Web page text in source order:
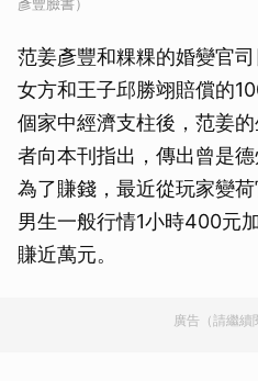
范姜彥豐和粿粿的婚變官
女方和王子邱勝翊賠償的
個家中經濟支柱後，范姜
者向本刊指出，傳出曾是
為了賺錢，最近從玩家變
男生一般行情1小時400元
賺近萬元。
廣告（請繼續